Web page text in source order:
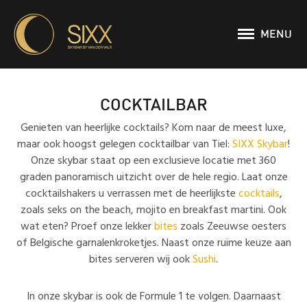
MENU
EVENTS
MENU
CONTACT
COCKTAILBAR
Genieten van heerlijke cocktails? Kom naar de meest luxe,
maar ook hoogst gelegen cocktailbar van Tiel:SIXX Skybar!
Onze skybar staat op een exclusieve locatie met 360
graden panoramisch uitzicht over de hele regio. Laat onze
cocktailshakers u verrassen met de heerlijkstecocktails,
zoals seks on the beach, mojito en breakfast martini. Ook
wat eten? Proef onze lekkerbites zoals Zeeuwse oesters
of Belgische garnalenkroketjes. Naast onze ruime keuze aan
bites serveren wij ookSushi.
In onze skybar is ook de Formule 1 te volgen. Daarnaast